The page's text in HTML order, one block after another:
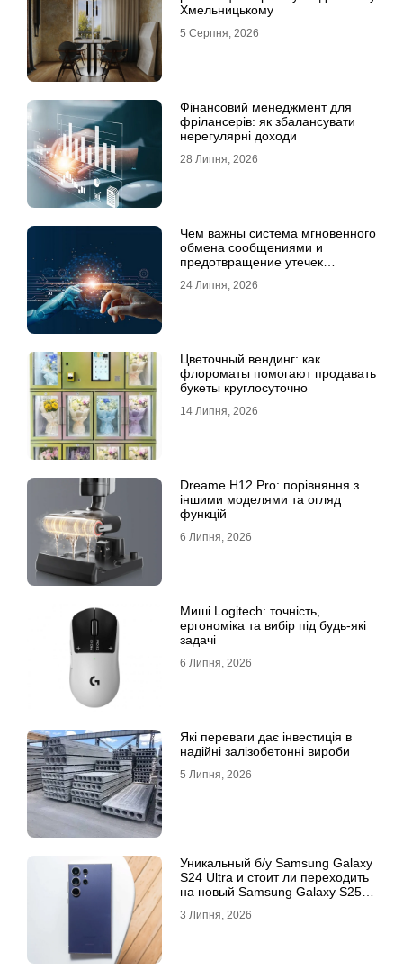
Хмельницькому
5 Серпня, 2026
Фінансовий менеджмент для
фрілансерів: як збалансувати
нерегулярні доходи
28 Липня, 2026
Чем важны система мгновенного
обмена сообщениями и
предотвращение утечек
24 Липня, 2026
Цветочный вендинг: как
флороматы помогают продавать
букеты круглосуточно
14 Липня, 2026
Dreame H12 Pro: порівняння з
іншими моделями та огляд
функцій
6 Липня, 2026
Миші Logitech: точність,
ергономіка та вибір під будь-які
задачі
6 Липня, 2026
Які переваги дає інвестиція в
надійні залізобетонні вироби
5 Липня, 2026
Уникальный б/у Samsung Galaxy
S24 Ultra и стоит ли переходить
на новый Samsung Galaxy S25
3 Липня, 2026